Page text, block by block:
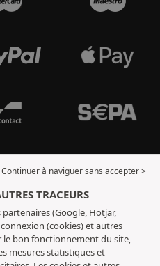
Continuer à naviguer sans accepter >
TRACEURS
partenaires (Google, Hotjar,
(cookies) et autres
le bon fonctionnement du site,
mesures statistiques et